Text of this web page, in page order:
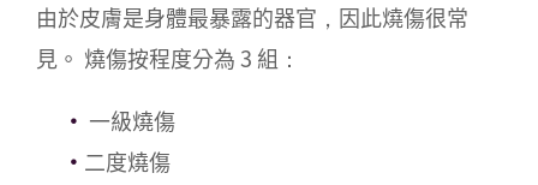
由於皮膚是身體最暴露的器官，因此燒傷很常
見。 燒傷按程度分為 3 組：
一級燒傷
二度燒傷